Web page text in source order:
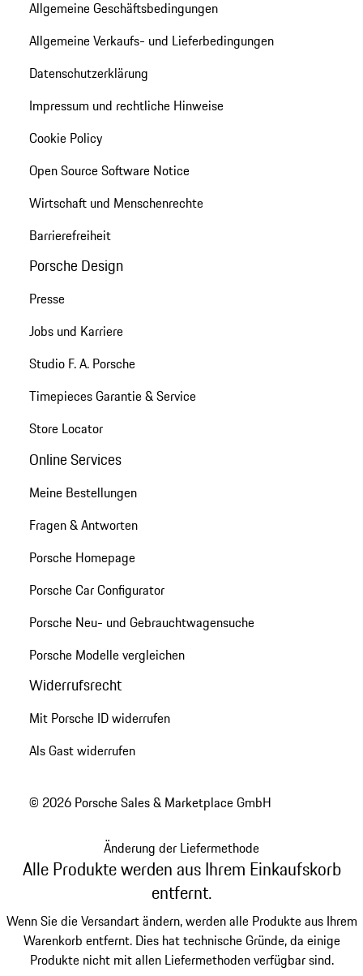
Allgemeine Geschäftsbedingungen
Allgemeine Verkaufs- und Lieferbedingungen
Datenschutzerklärung
Impressum und rechtliche Hinweise
Cookie Policy
Open Source Software Notice
Wirtschaft und Menschenrechte
Barrierefreiheit
Porsche Design
Presse
Jobs und Karriere
Studio F. A. Porsche
Timepieces Garantie & Service
Store Locator
Online Services
Meine Bestellungen
Fragen & Antworten
Porsche Homepage
Porsche Car Configurator
Porsche Neu- und Gebrauchtwagensuche
Porsche Modelle vergleichen
Widerrufsrecht
Mit Porsche ID widerrufen
Als Gast widerrufen
© 2026 Porsche Sales & Marketplace GmbH
Änderung der Liefermethode
Alle Produkte werden aus Ihrem Einkaufskorb
entfernt.
Wenn Sie die Versandart ändern, werden alle Produkte aus Ihrem
Warenkorb entfernt. Dies hat technische Gründe, da einige
Produkte nicht mit allen Liefermethoden verfügbar sind.